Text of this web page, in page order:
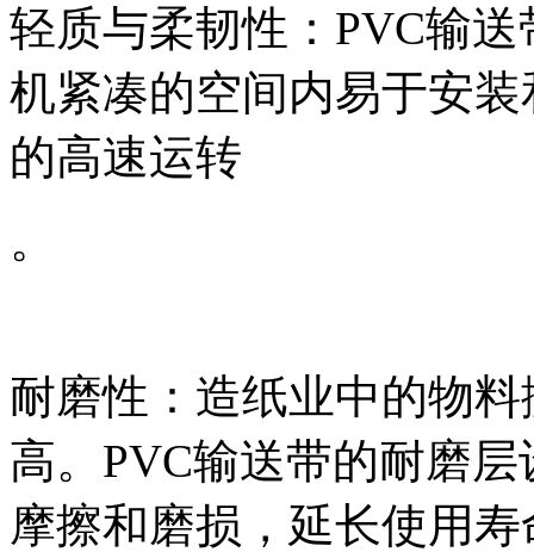
轻质与柔韧性：PVC输
机紧凑的空间内易于安
的高速运转
。
耐磨性：造纸业中的物
高。PVC输送带的耐磨
摩擦和磨损，延长使用寿